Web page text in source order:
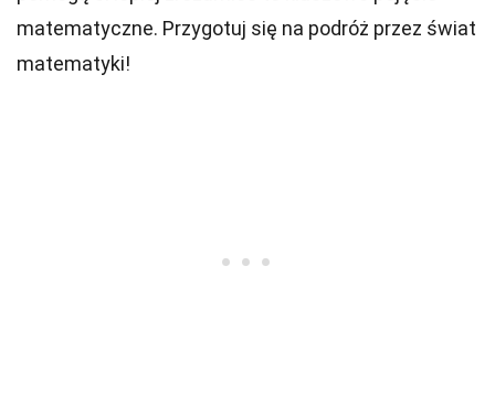
matematyczne. Przygotuj się na podróż przez świat
matematyki!